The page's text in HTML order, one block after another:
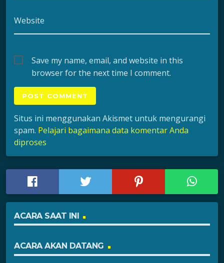
Website
Save my name, email, and website in this
browser for the next time I comment.
Situs ini menggunakan Akismet untuk mengurangi
spam. Pelajari bagaimana data komentar Anda
diproses
ACARA SAAT INI
ACARA AKAN DATANG